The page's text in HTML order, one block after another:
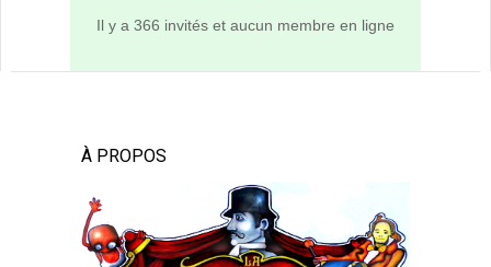
Il y a 366 invités et aucun membre en ligne
À PROPOS